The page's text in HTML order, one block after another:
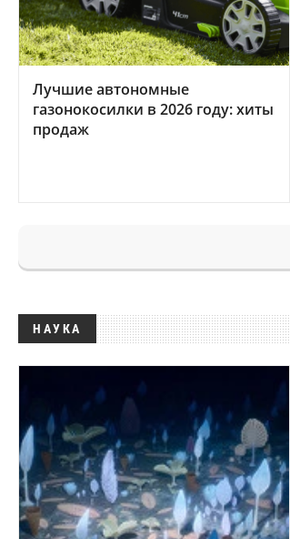
Лучшие автономные
газонокосилки в 2026 году: хиты
продаж
НАУКА